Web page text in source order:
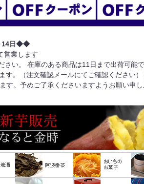
14日◆◆
営業します
い。 在庫のある商品は11日まで出荷可能
。（注文確認メールにてご確認ください）
。予めご了承くださいますようお願い申し